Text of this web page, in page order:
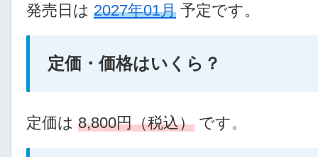
発売日は 2027年01月 予定です。
定価・価格はいくら？
定価は 8,800円（税込） です。